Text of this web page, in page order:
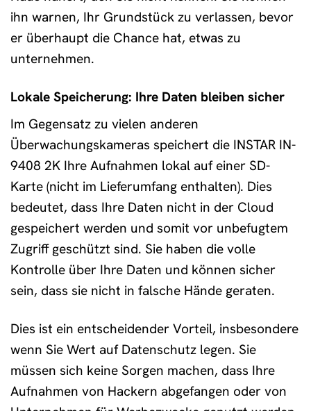
ihn warnen, Ihr Grundstück zu verlassen, bevor
er überhaupt die Chance hat, etwas zu
unternehmen.
Lokale Speicherung: Ihre Daten bleiben sicher
Im Gegensatz zu vielen anderen
Überwachungskameras speichert die INSTAR IN-
9408 2K Ihre Aufnahmen lokal auf einer SD-
Karte (nicht im Lieferumfang enthalten). Dies
bedeutet, dass Ihre Daten nicht in der Cloud
gespeichert werden und somit vor unbefugtem
Zugriff geschützt sind. Sie haben die volle
Kontrolle über Ihre Daten und können sicher
sein, dass sie nicht in falsche Hände geraten.
Dies ist ein entscheidender Vorteil, insbesondere
wenn Sie Wert auf Datenschutz legen. Sie
müssen sich keine Sorgen machen, dass Ihre
Aufnahmen von Hackern abgefangen oder von